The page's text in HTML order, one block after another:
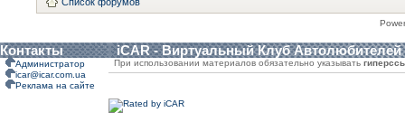
Контакты iCAR - Виртуальный Клуб Автолюбителей
Администратор
icar@icar.com.ua
Реклама на сайте
При использовании материалов обязательно указывать